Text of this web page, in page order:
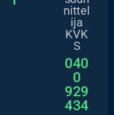
nittel
ija
KVK
S
040
0
929
434